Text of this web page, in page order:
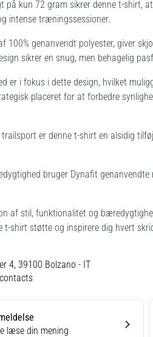
på kun 72 gram sikrer denne t-shirt,
intense træningssessioner.
100% genanvendt polyester, giver
sikrer en snug, men behagelig
er i fokus i dette design, hvilket
placeret for at forbedre
er denne t-shirt en alsidig
bruger Dynafit
af stil, funktionalitet og
t-shirt støtte og inspirere dig hvert
4, 39100 Bolzano - IT
læse din mening